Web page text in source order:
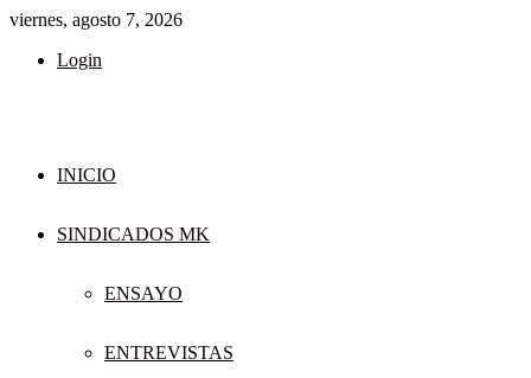
viernes, agosto 7, 2026
Login
INICIO
SINDICADOS MK
ENSAYO
ENTREVISTAS